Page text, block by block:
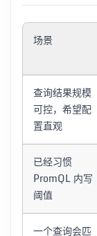
场景
查询结果规模
可控，希望配
置直观
已经习惯
PromQL 内写
阈值
一个查询会匹